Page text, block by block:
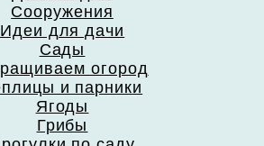
Сооружения
Идеи для дачи
Сады
огород
и парники
Ягоды
Грибы